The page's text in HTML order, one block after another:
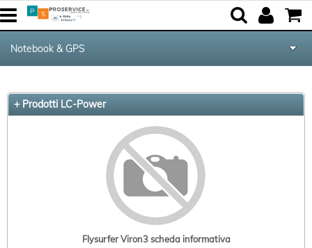
Componenti
Notebook & GPS
+ Prodotti LC-Power
Flysurfer Viron3 scheda informativa